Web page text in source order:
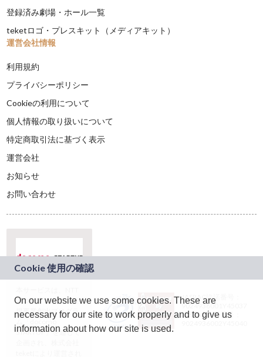
登録済み劇場・ホール一覧
teketロゴ・プレスキット（メディアキット）
運営会社情報
利用規約
プライバシーポリシー
Cookieの利用について
個人情報の取り扱いについて
特定商取引法に基づく表示
運営会社
お知らせ
お問い合わせ
ドコモグループの新
規事業創出プログラ
ム「docomo
STARTUP」を通じて
JASRAC許諾番号：
9024936001Y45037
JASRAC許諾番号：
On our website we use some cookies. These are
necessary for our site to work properly and to give us
information about how our site is used.